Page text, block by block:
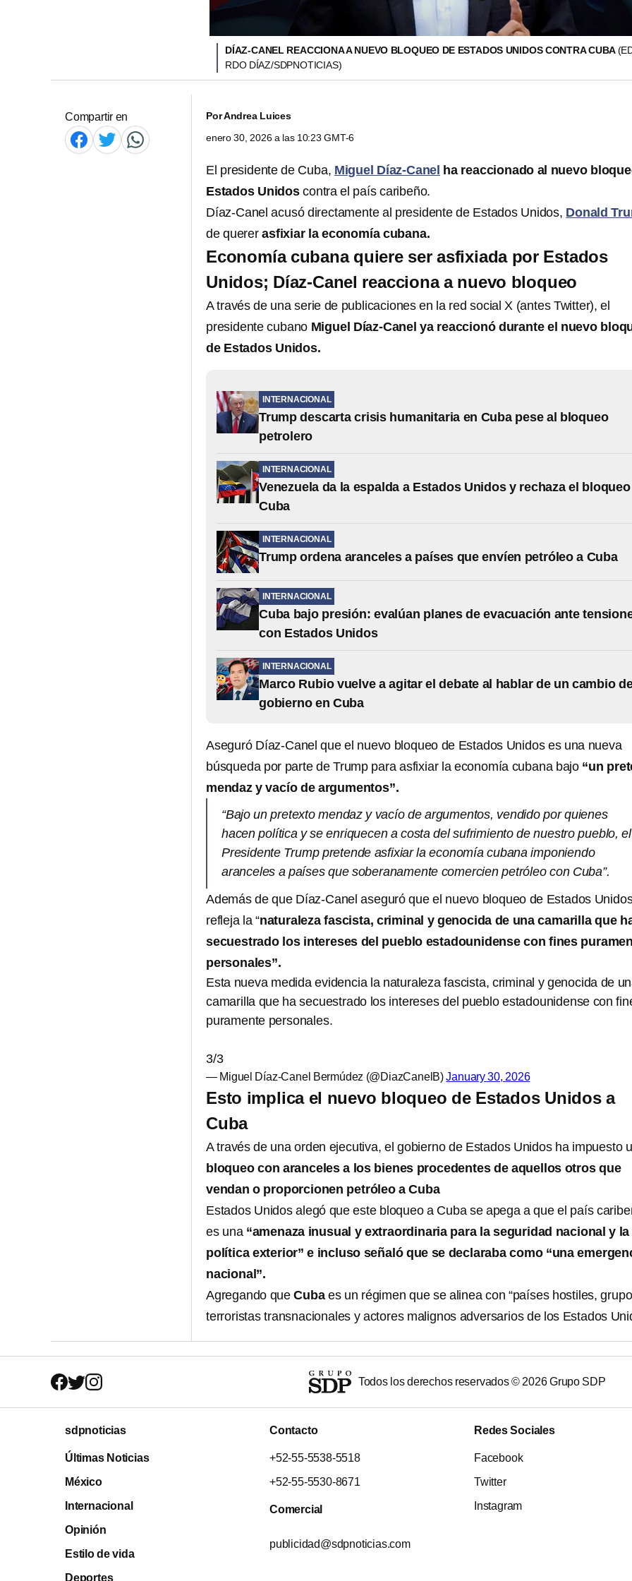
DÍAZ-CANEL REACCIONA A NUEVO BLOQUEO DE ESTADOS UNIDOS CONTRA CUBA
RDO DÍAZ/SDPNOTICIAS)
Compartir en PorAndrea Luices
enero 30, 2026 a las 10:23 GMT-6
El presidente de Cuba, Miguel Díaz-Canel ha reaccionado al nuevo
Estados Unidoscontra el país caribeño.
Díaz-Canel acusó directamente al presidente de Estados Unidos, Donald
de quererasfixiar la economía cubana.
Economía cubana quiere ser asfixiada por Estados
Unidos; Díaz-Canel reacciona a nuevo bloqueo
A través de una serie de publicaciones en la red social X (antes Twitter), el
presidente cubano Miguel Díaz-Canel ya reaccionó durante el nuevo
de Estados Unidos.
INTERNACIONAL
Trump descarta crisis humanitaria en Cuba pese al bloqueo
petrolero
INTERNACIONAL
Venezuela da la espalda a Estados Unidos y rechaza el
Cuba
INTERNACIONAL
Trump ordena aranceles a países que envíen petróleo a Cuba
INTERNACIONAL
Cuba bajo presión: evalúan planes de evacuación ante
con Estados Unidos
INTERNACIONAL
Marco Rubio vuelve a agitar el debate al hablar de un cambio
gobierno en Cuba
Aseguró Díaz-Canel que el nuevo bloqueo de Estados Unidos es una nueva
búsqueda por parte de Trump para asfixiar la economía cubana bajo “un
mendaz y vacío de argumentos”.
“Bajo un pretexto mendaz y vacío de argumentos, vendido por quienes
hacen política y se enriquecen a costa del sufrimiento de nuestro pueblo, el
Presidente Trump pretende asfixiar la economía cubana imponiendo
aranceles a países que soberanamente comercien petróleo con Cuba”.
Además de que Díaz-Canel aseguró que el nuevo bloqueo de Estados
refleja la “naturaleza fascista, criminal y genocida de una camarilla que
secuestrado los intereses del pueblo estadounidense con fines
personales”.
Esta nueva medida evidencia la naturaleza fascista, criminal y genocida de
camarilla que ha secuestrado los intereses del pueblo estadounidense con
puramente personales.
3/3
— Miguel Díaz-Canel Bermúdez (@DiazCanelB)January 30, 2026
Esto implica el nuevo bloqueo de Estados Unidos a
Cuba
A través de una orden ejecutiva, el gobierno de Estados Unidos ha impuesto
bloqueo con aranceles a los bienes procedentes de aquellos otros que
vendan o proporcionen petróleo a Cuba
Estados Unidos alegó que este bloqueo a Cuba se apega a que el país
es una “amenaza inusual y extraordinaria para la seguridad nacional y la
política exterior” e incluso señaló que se declaraba como “una
nacional”.
Agregando queCubaes un régimen que se alinea con “países hostiles,
terroristas transnacionales y actores malignos adversarios de los Estados
Todos los derechos reservados © 2026Grupo SDP
sdpnoticias
Últimas Noticias
México
Internacional
Opinión
Estilo de vida
Deportes
Contacto
+52-55-5538-5518
+52-55-5530-8671
Comercial
publicidad@sdpnoticias.com
Redes Sociales
Facebook
Twitter
Instagram